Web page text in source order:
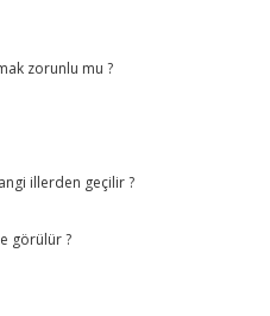
zorunlu mu ?
illerden geçilir ?
görülür ?